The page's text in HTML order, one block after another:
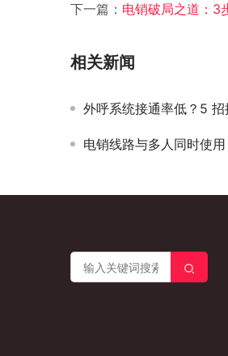
下一篇： 电销破局之道：3
相关新闻
外呼系统接通率低？5
电销线路与多人同时使